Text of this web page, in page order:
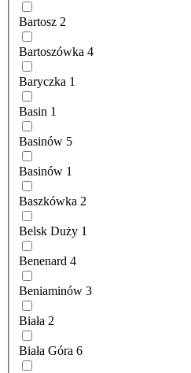
Bartosz 2
Bartoszówka 4
Baryczka 1
Basin 1
Basinów 5
Basinów 1
Baszkówka 2
Belsk Duży 1
Benenard 4
Beniaminów 3
Biała 2
Biała Góra 6